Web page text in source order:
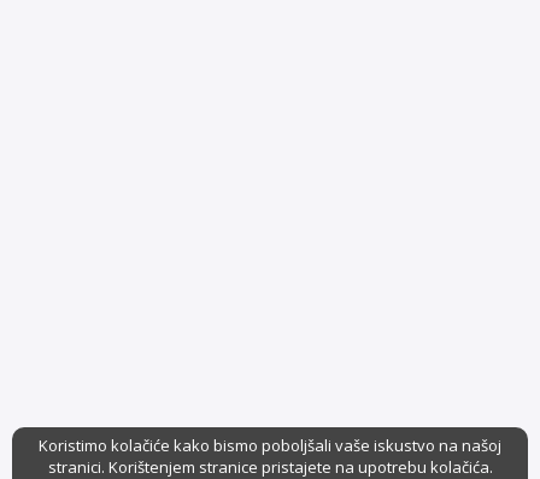
Koristimo kolačiće kako bismo poboljšali vaše iskustvo na našoj
stranici. Korištenjem stranice pristajete na upotrebu kolačića.